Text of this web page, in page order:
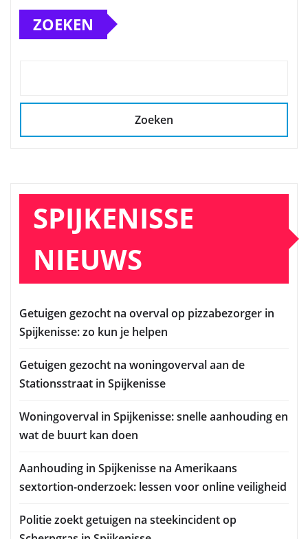
ZOEKEN
Zoeken
SPIJKENISSE
NIEUWS
Getuigen gezocht na overval op pizzabezorger in
Spijkenisse: zo kun je helpen
Getuigen gezocht na woningoverval aan de
Stationsstraat in Spijkenisse
Woningoverval in Spijkenisse: snelle aanhouding en
wat de buurt kan doen
Aanhouding in Spijkenisse na Amerikaans
sextortion-onderzoek: lessen voor online veiligheid
Politie zoekt getuigen na steekincident op